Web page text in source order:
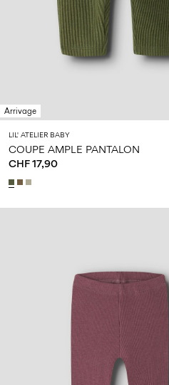
Arrivage
LIL' ATELIER BABY
COUPE AMPLE PANTALON
CHF 17,90